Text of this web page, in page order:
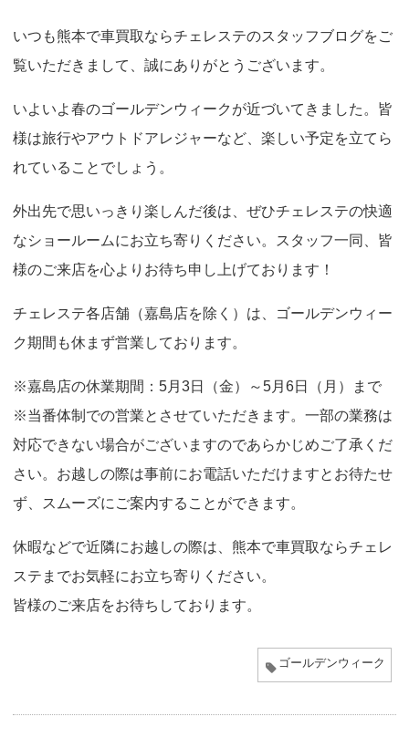
いつも熊本で車買取ならチェレステのスタッフブログをご
覧いただきまして、誠にありがとうございます。
いよいよ春のゴールデンウィークが近づいてきました。皆
様は旅行やアウトドアレジャーなど、楽しい予定を立てら
れていることでしょう。
外出先で思いっきり楽しんだ後は、ぜひチェレステの快適
なショールームにお立ち寄りください。スタッフ一同、皆
様のご来店を心よりお待ち申し上げております！
チェレステ各店舗（嘉島店を除く）は、ゴールデンウィー
ク期間も休まず営業しております。
※嘉島店の休業期間：5月3日（金）～5月6日（月）まで
※当番体制での営業とさせていただきます。一部の業務は
対応できない場合がございますのであらかじめご了承くだ
さい。お越しの際は事前にお電話いただけますとお待たせ
ず、スムーズにご案内することができます。
休暇などで近隣にお越しの際は、熊本で車買取ならチェレ
ステまでお気軽にお立ち寄りください。
皆様のご来店をお待ちしております。
ゴールデンウィーク